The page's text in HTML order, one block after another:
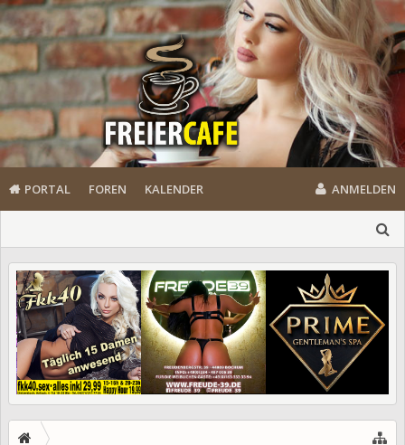
PORTAL FOREN KALENDER ANMELDEN